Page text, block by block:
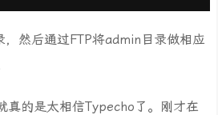
然后通过FTP将admin目录做相应
真的是太相信Typecho了。刚才在